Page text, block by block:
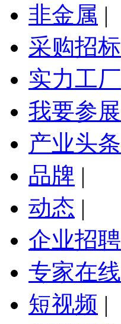
非金属 |
采购招标
实力工厂
我要参展
产业头条
品牌 |
动态 |
企业招聘
专家在线
短视频 |